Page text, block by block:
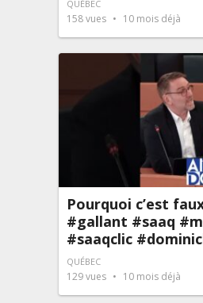
QUÉBEC
158vues 10 mois déjà
Pourquoi c’est
#gallant #saaq
#saaqclic
QUÉBEC
129vues 10 mois déjà